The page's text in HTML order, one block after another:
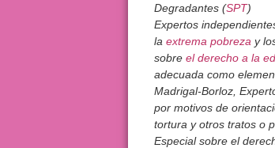
Degradantes (SPT)
Expertos
la extrema pobreza y
sobre el derecho a la
adecuada como
Madrigal-Borloz,
por motivos de
tortura y otros tratos o
Especial sobre el